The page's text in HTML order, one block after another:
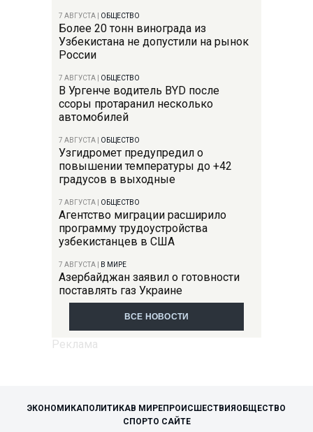
7 АВГУСТА ОБЩЕСТВО
Более 20 тонн винограда из
Узбекистана не допустили на рынок
России
7 АВГУСТА ОБЩЕСТВО
В Ургенче водитель BYD после
ссоры протаранил несколько
автомобилей
7 АВГУСТА ОБЩЕСТВО
Узгидромет предупредил о
повышении температуры до +42
градусов в выходные
7 АВГУСТА ОБЩЕСТВО
Агентство миграции расширило
программу трудоустройства
узбекистанцев в США
7 АВГУСТА В МИРЕ
Азербайджан заявил о готовности
поставлять газ Украине
ВСЕ НОВОСТИ
ЭКОНОМИКАПОЛИТИКАВ МИРЕПРОИСШЕСТВИЯОБЩЕСТВО
СПОРТО САЙТЕ